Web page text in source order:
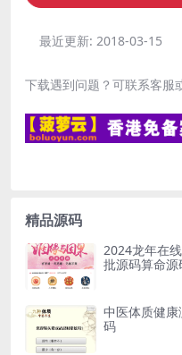
最近更新: 2018-03-15
下载遇到问题？可联系客服
精品源码
2024龙年在
批源码算命源
中医体质健
码